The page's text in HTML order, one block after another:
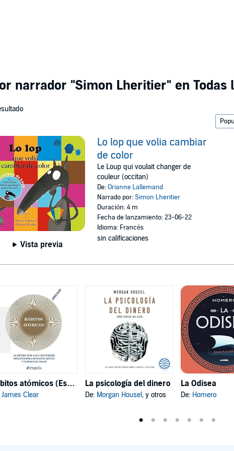
narrador "Simon Lheritier" en Todas
Vista previa
Lo lop que volia cambiar
de color
Le Loup qui voulait changer de
couleur (occitan)
De:Orianne Lallemand
Narrado por:Simon Lheritier
Duración: 4 m
Fecha de lanzamiento: 23-06-22
Idioma: Francés
sin calificaciones
Hábitos atómicos (Español neutro)
James Clear
La psicología del dinero
De: Morgan Housel, y otros
La Odisea
De: Homero